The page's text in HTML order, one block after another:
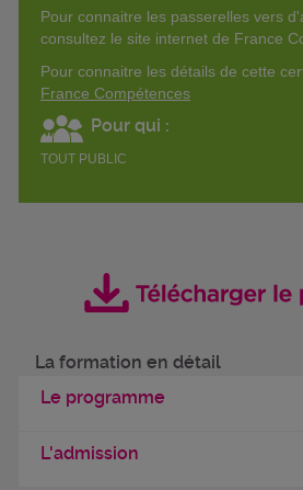
Pour connaitre les passerelles vers
consultez le site internet de France
Pour connaitre les détails de cette
France Compétences
Pour qui :
TOUT PUBLIC
La formation en détail
Le programme
L'admission